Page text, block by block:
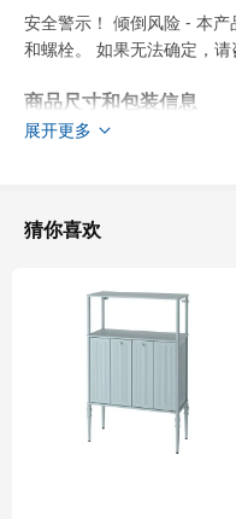
安全警示！ 倾倒风险 - 本
和螺栓。 如果无法确定，请
商品尺寸和包装信息
深度
框架，纵深
框架，高
此商品包含7个包装
展开更多
猜你喜欢